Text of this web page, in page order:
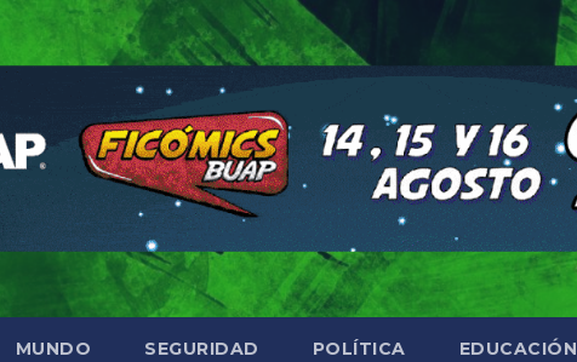
MUNDO SEGURIDAD POLÍTICA EDUCACIÓN